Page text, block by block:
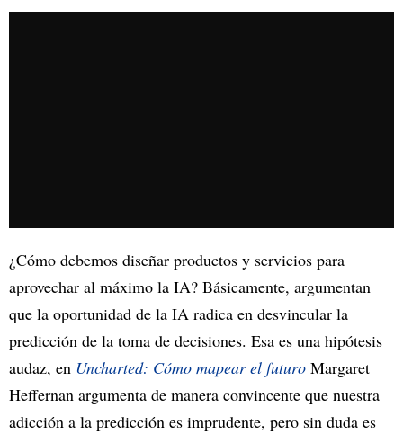
¿Cómo debemos diseñar productos y servicios para
aprovechar al máximo la IA? Básicamente, argumentan
que la oportunidad de la IA radica en desvincular la
predicción de la toma de decisiones. Esa es una hipótesis
audaz, en Uncharted: Cómo mapear el futuro Margaret
Heffernan argumenta de manera convincente que nuestra
adicción a la predicción es imprudente, pero sin duda es